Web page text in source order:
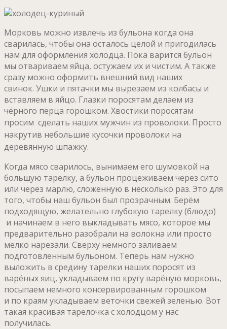
Морковь можно извлечь из бульона когда она
сварилась, чтобы она осталось целой и пригодилась
нам для оформления холодца. Пока варится бульон
мы отвариваем яйца, остужаем их и чистим. А также
сразу можно оформить внешний вид наших
свинок. Ушки и пятачки мы вырезаем из колбасы и
вставляем в яйцо. Глазки поросятам делаем из
чёрного перца горошком. Хвостики поросятам
просим сделать наших мужчин из проволоки. Просто
накрутив небольшие кусочки проволоки на
деревянную шпажку.
Когда мясо сварилось, вынимаем его шумовкой на
большую тарелку, а бульон процеживаем через сито
или через марлю, сложенную в несколько раз. Это для
того, чтобы наш бульон был прозрачным. Берём
подходящую, желательно глубокую тарелку (блюдо)
и начинаем в него выкладывать мясо, которое мы
предварительно разобрали на волокна или просто
мелко нарезали. Сверху немного заливаем
подготовленным бульоном. Теперь нам нужно
выложить в средину тарелки наших поросят из
варёных яиц, укладываем по кругу варёную морковь,
посыпаем немного консервированным горошком
и по краям укладываем веточки свежей зеленью. Вот
такая красивая тарелочка с холодцом у нас
получилась.